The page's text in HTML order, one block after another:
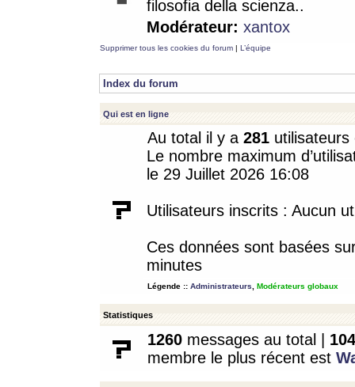
filosofia della scienza..
Modérateur: xantox
Supprimer tous les cookies du forum | L’équipe
Index du forum
Qui est en ligne
Au total il y a 281
Le nombre maximum
le 29 Juillet 2026 16:08
Utilisateurs inscrits : Aucun
Ces données sont basées
minutes
Légende :: Administrateurs Modérateurs globaux
Statistiques
1260 messages au total | 104
membre le plus récent est